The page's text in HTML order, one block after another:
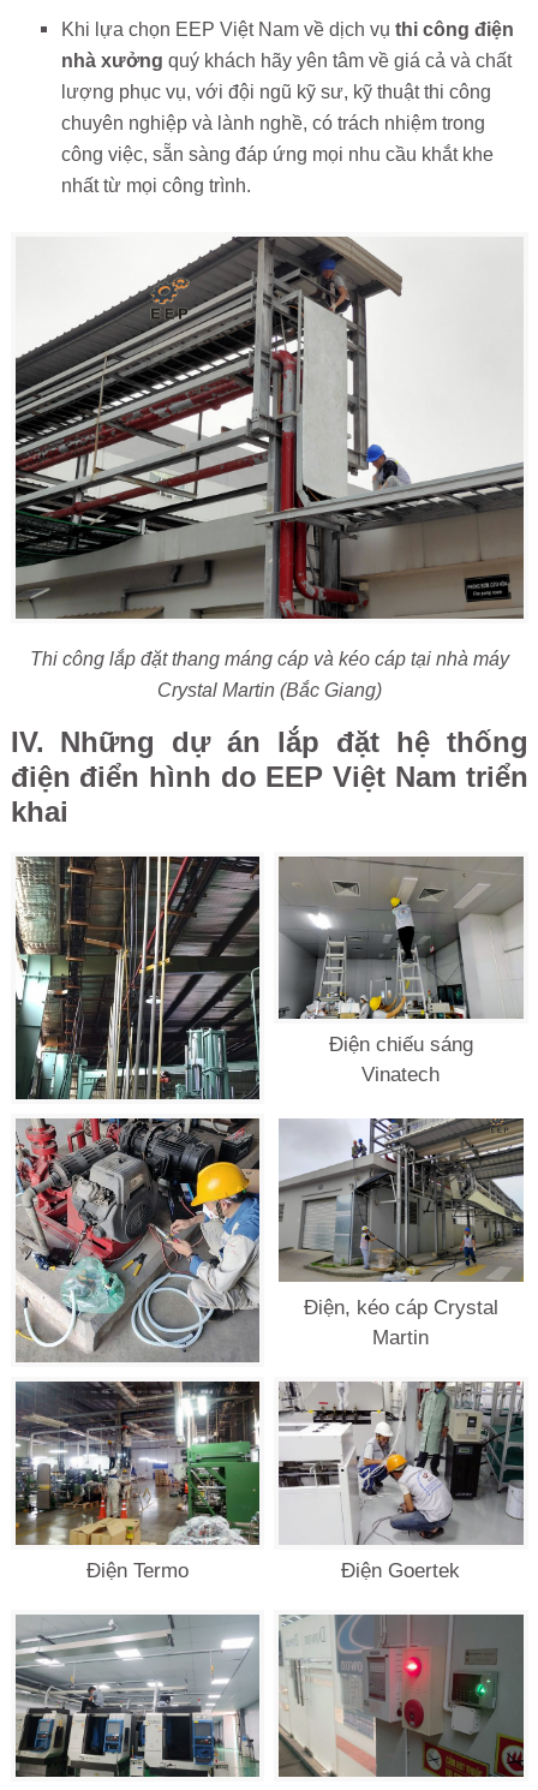
Khi lựa chọn EEP Việt Nam về dịch vụ thi công điện
nhà xưởng quý khách hãy yên tâm về giá cả và chất
lượng phục vụ, với đội ngũ kỹ sư, kỹ thuật thi công
chuyên nghiệp và lành nghề, có trách nhiệm trong
công việc, sẵn sàng đáp ứng mọi nhu cầu khắt khe
nhất từ mọi công trình.
Thi công lắp đặt thang máng cáp và kéo cáp tại nhà máy
Crystal Martin (Bắc Giang)
IV. Những dự án lắp đặt hệ thống
điện điển hình do EEP Việt Nam triển
khai
Kéo cáp Nichirin
Điện chiếu sáng
Vinatech
Báo cháy Yamato
Điện, kéo cáp Crystal
Martin
Điện Termo Điện Goertek